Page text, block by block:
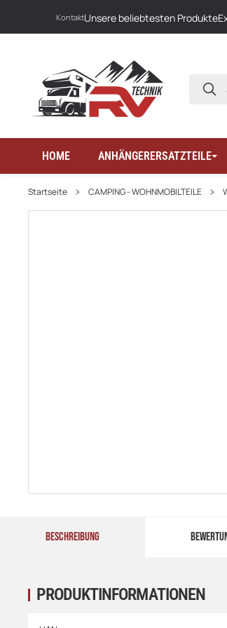
KontaktUnsere beliebtesten Produkte
HOME ANHÄNGERERSATZTEILE
Startseite CAMPING - WOHNMOBILTEILE
BESCHREIBUNG
PRODUKTINFORMATIONEN